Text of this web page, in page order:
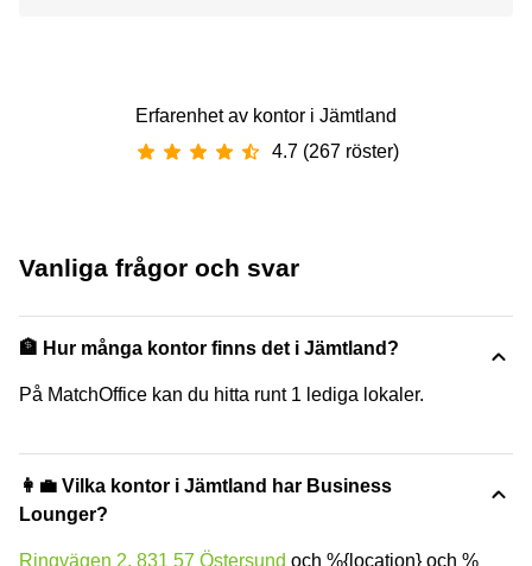
Erfarenhet av ‪kontor‬ i ‪Jämtland‬
4.7 (267 röster)
Vanliga frågor och svar
🏦 Hur många kontor finns det i Jämtland?
På MatchOffice kan du hitta runt 1 lediga lokaler.
👩‍💼 Vilka kontor i Jämtland har Business
Lounger?
Ringvägen 2, 831 57 Östersund och %{location} och %